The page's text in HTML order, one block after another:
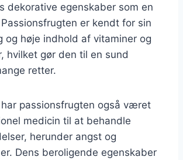
dekorative egenskaber som en
er kendt for sin
og høje indhold af vitaminer og
hvilket gør den til en sund
retter.
passionsfrugten også været
medicin til at behandle
herunder angst og
Dens beroligende egenskaber